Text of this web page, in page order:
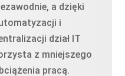
a dzięki
i
dział IT
z mniejszego
pracą.